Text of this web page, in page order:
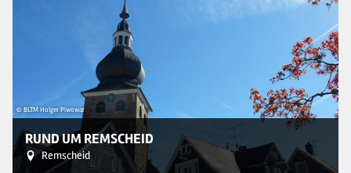
© BLTM Holger Piwowar
RUND UM REMSCHEID
Remscheid